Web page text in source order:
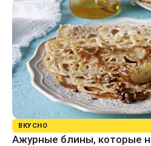
ВКУСНО
Ажурные блины, которые